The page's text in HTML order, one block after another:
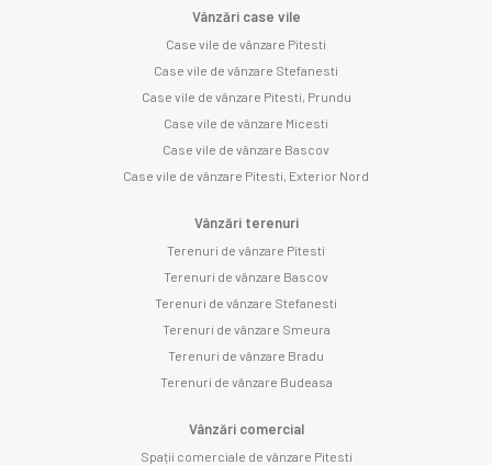
Vânzări case vile
Case vile de vânzare Pitesti
Case vile de vânzare Stefanesti
Case vile de vânzare Pitesti, Prundu
Case vile de vânzare Micesti
Case vile de vânzare Bascov
Case vile de vânzare Pitesti, Exterior Nord
Vânzări terenuri
Terenuri de vânzare Pitesti
Terenuri de vânzare Bascov
Terenuri de vânzare Stefanesti
Terenuri de vânzare Smeura
Terenuri de vânzare Bradu
Terenuri de vânzare Budeasa
Vânzări comercial
Spații comerciale de vânzare Pitesti